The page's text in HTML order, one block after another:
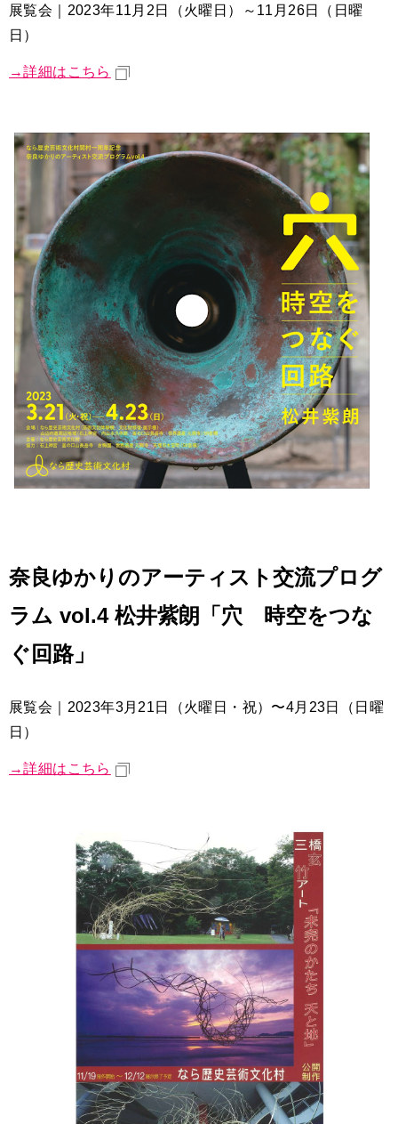
展覧会｜2023年11月2日（火曜日）～11月26日（日曜
日）
→詳細はこちら
奈良ゆかりのアーティスト交流プログ
ラム vol.4 松井紫朗「穴 時空をつな
ぐ回路」
展覧会｜2023年3月21日（火曜日・祝）〜4月23日（日曜
日）
→詳細はこちら